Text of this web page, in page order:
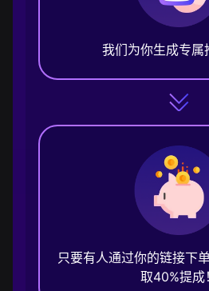
我们为你生成专属
只要有人通过你的链接下
取40%提成！